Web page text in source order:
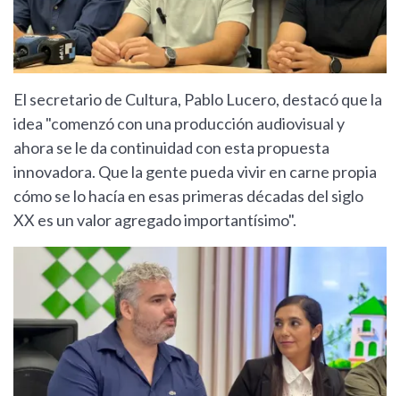
El secretario de Cultura, Pablo Lucero, destacó que la
idea "comenzó con una producción audiovisual y
ahora se le da continuidad con esta propuesta
innovadora. Que la gente pueda vivir en carne propia
cómo se lo hacía en esas primeras décadas del siglo
XX es un valor agregado importantísimo".